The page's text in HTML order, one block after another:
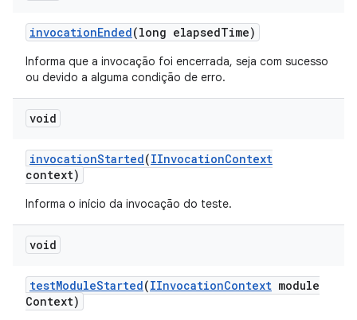
invocationEnded(long elapsedTime)
Informa que a invocação foi encerrada, seja com sucesso
ou devido a alguma condição de erro.
void
invocationStarted(IInvocationContext
context)
Informa o início da invocação do teste.
void
testModuleStarted(IInvocationContext module
Context)